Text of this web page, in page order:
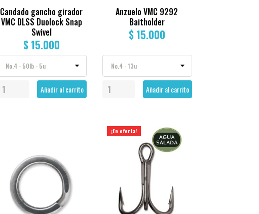
Candado gancho girador
VMC DLSS Duolock Snap
Swivel
$ 15.000
Añadir al carrito
Anzuelo VMC 9292
Baitholder
$ 15.000
Añadir al carrito
¡En oferta!